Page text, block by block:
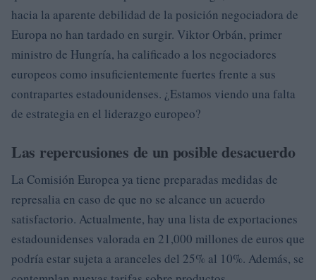
hacia la aparente debilidad de la posición negociadora de
Europa no han tardado en surgir. Viktor Orbán, primer
ministro de Hungría, ha calificado a los negociadores
europeos como insuficientemente fuertes frente a sus
contrapartes estadounidenses. ¿Estamos viendo una falta
de estrategia en el liderazgo europeo?
Las repercusiones de un posible desacuerdo
La Comisión Europea ya tiene preparadas medidas de
represalia en caso de que no se alcance un acuerdo
satisfactorio. Actualmente, hay una lista de exportaciones
estadounidenses valorada en 21,000 millones de euros que
podría estar sujeta a aranceles del 25% al 10%. Además, se